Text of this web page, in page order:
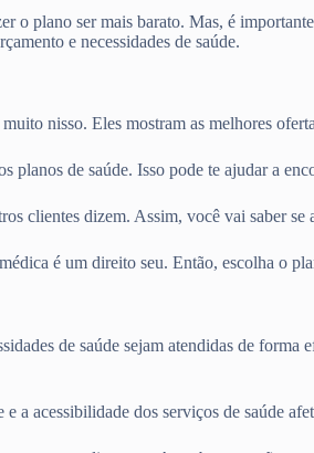
plano ser mais barato. Mas, é
e necessidades de saúde.
nisso. Eles mostram as melhores
planos de saúde. Isso pode te ajudar a
clientes dizem. Assim, você vai saber se
é um direito seu. Então, escolha o
de saúde sejam atendidas de
acessibilidade dos serviços de saúde